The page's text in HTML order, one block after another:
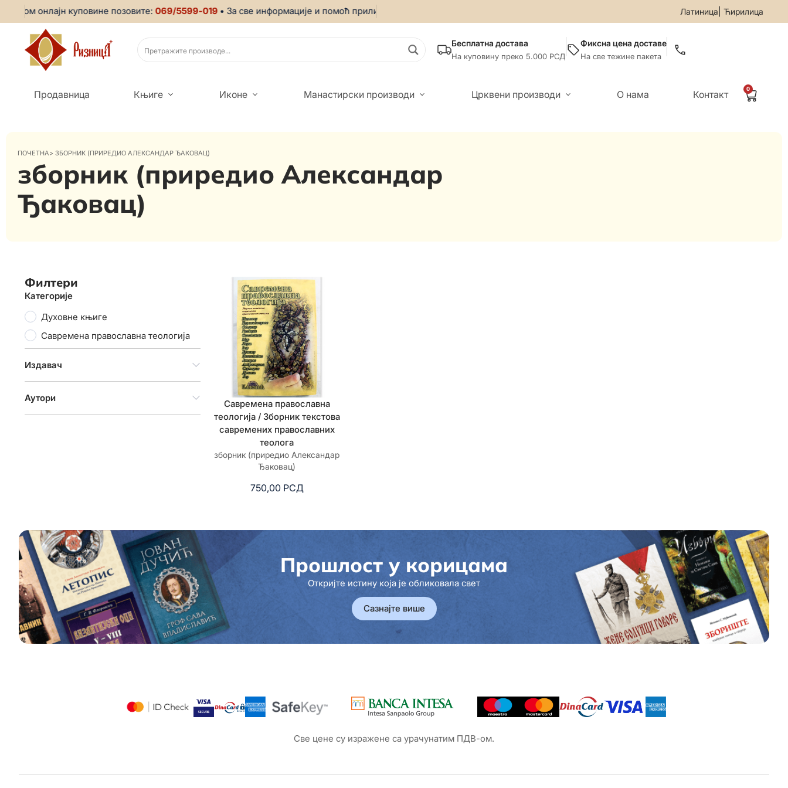
Латиница Ћирилица
онлајн куповине позовите:069/5599-019• За све информације и помоћ приликом онлајн куповине позовите: • За све информације и помоћ приликом онлајн
Бесплатна достава
На куповину преко 5.000 РСД
Фиксна цена доставе
На све тежине пакета
0
Продавница Књиге Иконе Манастирски производи Црквени производи О нама Контакт
ПОЧЕТНА> ЗБОРНИК (ПРИРЕДИО АЛЕКСАНДАР ЂАКОВАЦ)
зборник (приредио Александар
Ђаковац)
Филтери
Категорије
Духовне књиге
Савремена православна теологија
Издавач
Аутори
Савремена православна
теологија / Зборник текстова
савремених православних
теолога
зборник (приредио Александар
Ђаковац)
750,00 РСД
Прошлост у корицама
Откријте истину која је обликовала свет
Сазнајте више
Све цене су изражене са урачунатим ПДВ-ом.